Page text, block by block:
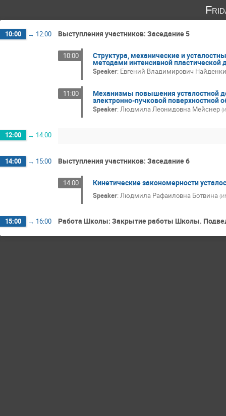
10:00 → 12:00 Выступления участников: Заседание 5
10:00 Структура, механические и
методами интенсивной пластической
Speaker: Евгений Владимирович
11:00 Механизмы повышения усталостной
электронно-пучковой поверхностной
Speaker: Людмила Леонидовна Мейснер (
12:00 → 14:00
14:00 → 15:00 Выступления участников: Заседание 6
14:00 Кинетические закономерности
Speaker: Людмила Рафаиловна Ботвина (
15:00 → 16:00 Работа Школы: Закрытие работы Школы.